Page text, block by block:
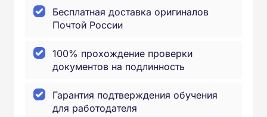
Бесплатная доставка оригиналов
Почтой России
100% прохождение проверки
документов на подлинность
Гарантия подтверждения обучения
для работодателя